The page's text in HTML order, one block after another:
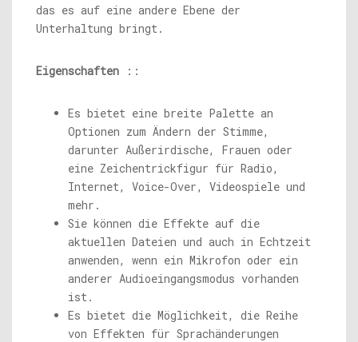
das es auf eine andere Ebene der
Unterhaltung bringt.
Eigenschaften ::
Es bietet eine breite Palette an
Optionen zum Ändern der Stimme,
darunter Außerirdische, Frauen oder
eine Zeichentrickfigur für Radio,
Internet, Voice-Over, Videospiele und
mehr.
Sie können die Effekte auf die
aktuellen Dateien und auch in Echtzeit
anwenden, wenn ein Mikrofon oder ein
anderer Audioeingangsmodus vorhanden
ist.
Es bietet die Möglichkeit, die Reihe
von Effekten für Sprachänderungen